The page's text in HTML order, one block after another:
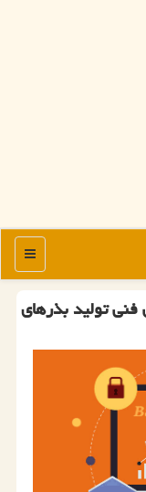
منو
تولید بذرهای